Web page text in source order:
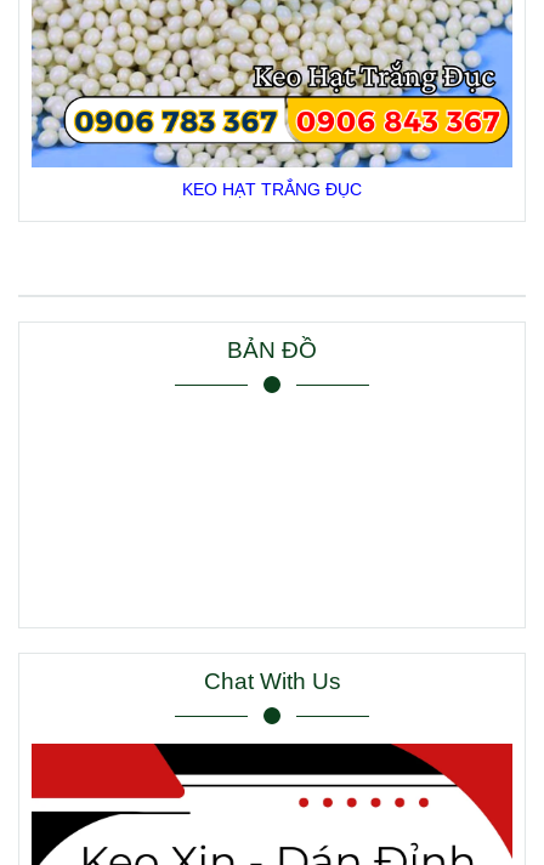
KEO HẠT TRẮNG ĐỤC
BẢN ĐỒ
Chat With Us